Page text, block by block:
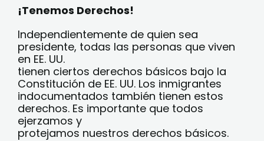
¡Tenemos Derechos!
Independientemente de quien sea
presidente, todas las personas que viven
en EE. UU.
tienen ciertos derechos básicos bajo la
Constitución de EE. UU. Los inmigrantes
indocumentados también tienen estos
derechos. Es importante que todos
ejerzamos y
protejamos nuestros derechos básicos.